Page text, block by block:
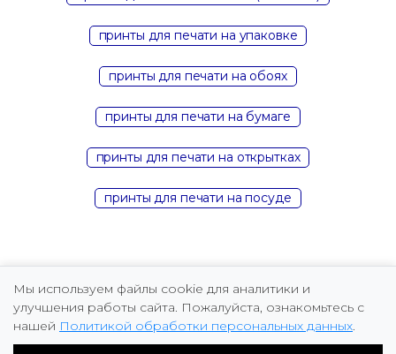
принты для печати на упаковке
принты для печати на обоях
принты для печати на бумаге
принты для печати на открытках
принты для печати на посуде
Copyright © 2026 Marina Fomicheva
Мы используем файлы cookie для аналитики и
улучшения работы сайта. Пожалуйста, ознакомьтесь с
нашей Политикой обработки персональных данных.